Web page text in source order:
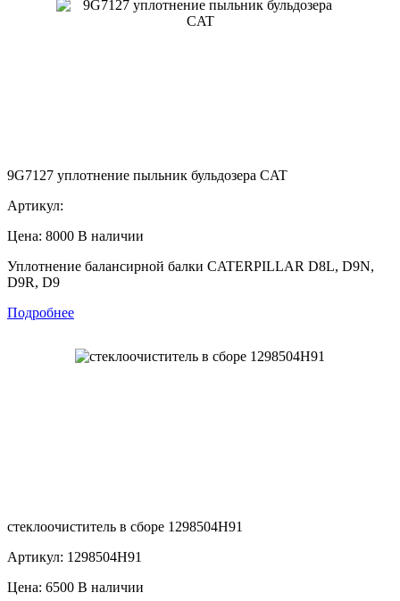
9G7127 уплотнение пыльник бульдозера CAT
Артикул:
Цена: 8000 В наличии
Уплотнение балансирной балки CATERPILLAR D8L, D9N,
D9R, D9
Подробнее
стеклоочиститель в сборе 1298504H91
Артикул: 1298504H91
Цена: 6500 В наличии